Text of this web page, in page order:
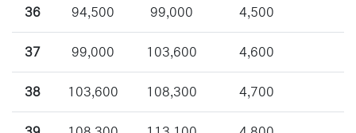
36 94,500 99,000 4,500
37 99,000 103,600 4,600
38 103,600 108,300 4,700